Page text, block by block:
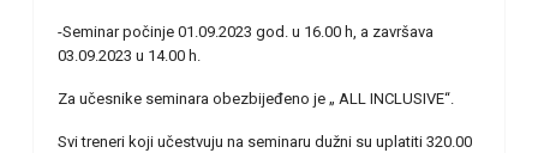
-Seminar počinje 01.09.2023 god. u 16.00 h, a završava
03.09.2023 u 14.00 h.
Za učesnike seminara obezbijeđeno je „ ALL INCLUSIVE“.
Svi treneri koji učestvuju na seminaru dužni su uplatiti 320.00